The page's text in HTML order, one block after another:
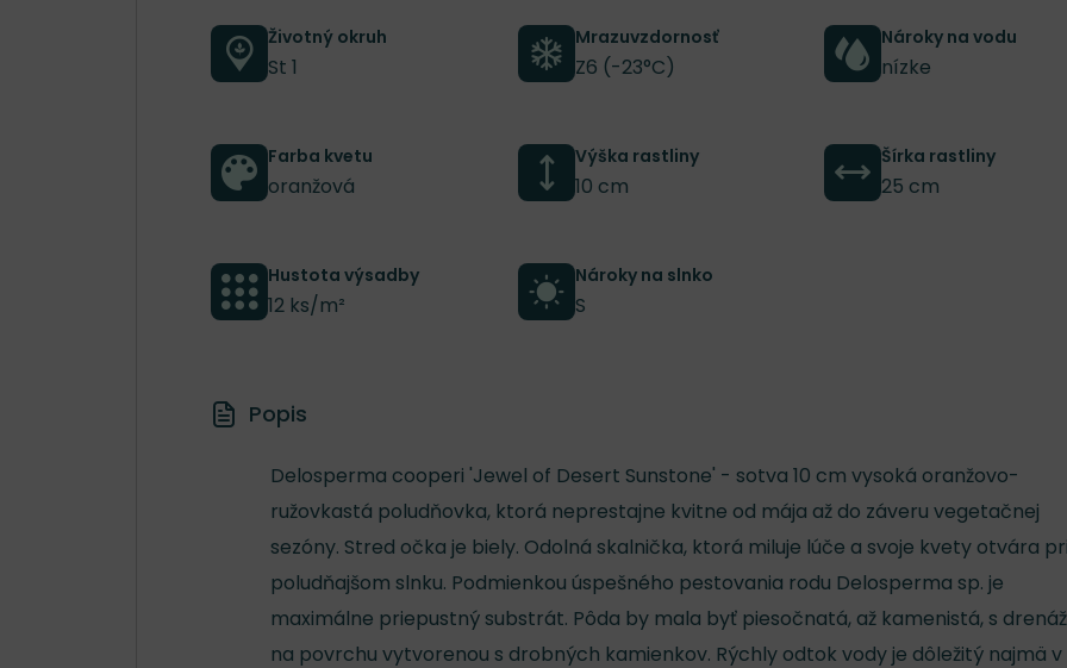
Životný okruh
St 1
Mrazuvzdornosť
Z6 (-23°C)
Nároky na vodu
nízke
Farba kvetu
oranžová
Výška rastliny
10 cm
Šírka rastliny
25 cm
Hustota výsadby
12 ks/m²
Nároky na slnko
S
Popis
Delosperma cooperi 'Jewel of Desert Sunstone' - sotva 10 cm vysoká oranžovo-
ružovkastá poludňovka, ktorá neprestajne kvitne od mája až do záveru vegetačnej
sezóny. Stred očka je biely. Odolná skalnička, ktorá miluje lúče a svoje kvety otvára pri
poludňajšom slnku. Podmienkou úspešného pestovania rodu Delosperma sp. je
maximálne priepustný substrát. Pôda by mala byť piesočnatá, až kamenistá, s
na povrchu vytvorenou s drobných kamienkov. Rýchly odtok vody je dôležitý najmä v